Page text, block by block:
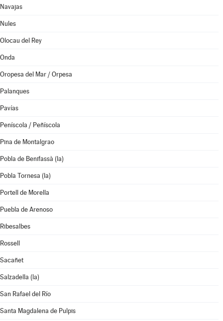
Navajas
Nules
Olocau del Rey
Onda
Oropesa del Mar / Orpesa
Palanques
Pavías
Peníscola / Peñíscola
Pina de Montalgrao
Pobla de Benifassà (la)
Pobla Tornesa (la)
Portell de Morella
Puebla de Arenoso
Ribesalbes
Rossell
Sacañet
Salzadella (la)
San Rafael del Río
Santa Magdalena de Pulpis